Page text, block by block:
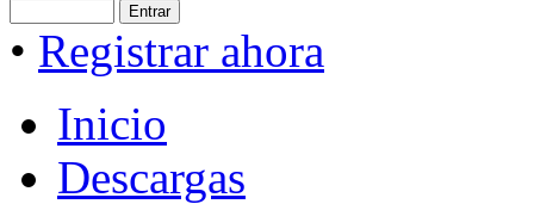
• Registrar ahora
Inicio
Descargas